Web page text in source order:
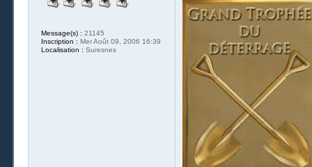
Message(s) : 21145
Inscription : Mer Août 09, 2006 16:39
Localisation : Suresnes